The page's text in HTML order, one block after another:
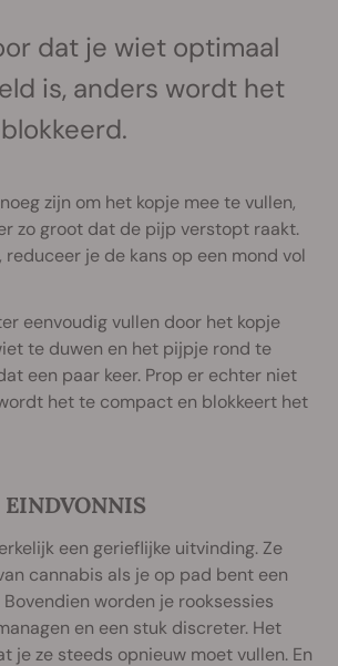
dat je wiet optimaal
is, anders wordt het
zijn om het kopje mee te vullen,
zo groot dat de pijp verstopt raakt.
je de kans op een mond vol
eenvoudig vullen door het kopje
te duwen en het pijpje rond te
een paar keer. Prop er echter niet
het te compact en blokkeert het
een gerieflijke uitvinding. Ze
cannabis als je op pad bent een
worden je rooksessies
en een stuk discreter. Het
je ze steeds opnieuw moet vullen. En